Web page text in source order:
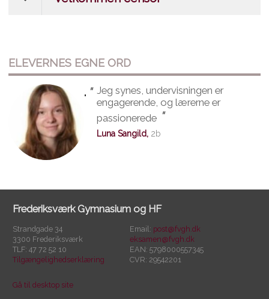
ELEVERNES EGNE ORD
" " Jeg synes, undervisningen er
engagerende, og lærerne er
passionerede "
Luna Sangild, 2b
Frederiksværk Gymnasium og HF
Strandgade 34
3300 Frederiksværk
TLF: 47 72 52 10
Tilgængelighedserklæring
Email: post@fvgh.dk
eksamen@fvgh.dk
EAN: 5798000557345
CVR: 29542201
Gå til desktop site